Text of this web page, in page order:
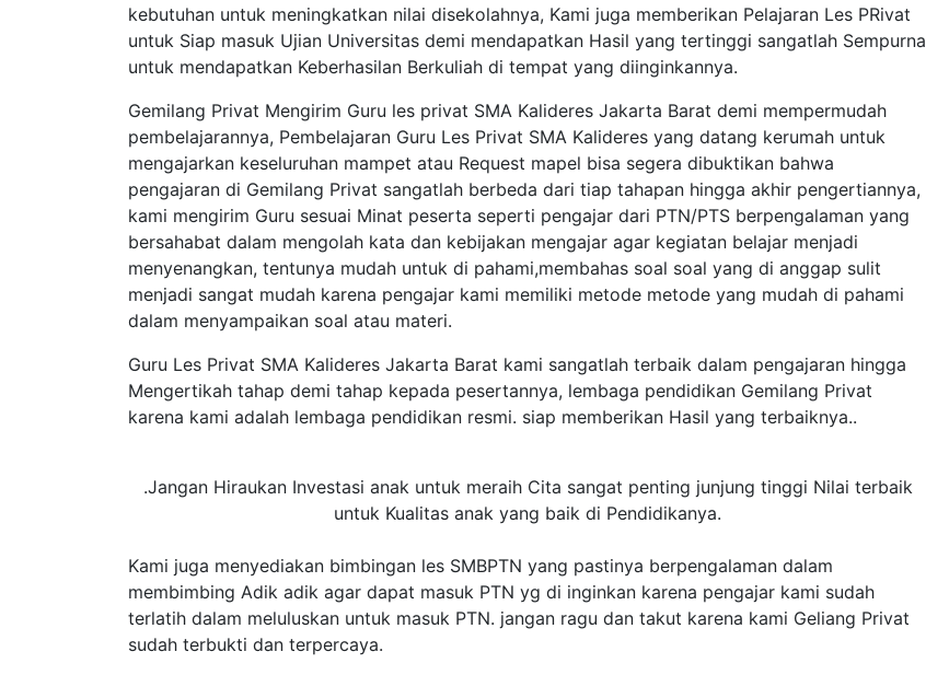
kebutuhan untuk meningkatkan nilai disekolahnya, Kami juga memberikan Pelajaran Les PRivat
untuk Siap masuk Ujian Universitas demi mendapatkan Hasil yang tertinggi sangatlah Sempurna
untuk mendapatkan Keberhasilan Berkuliah di tempat yang diinginkannya.
Gemilang Privat Mengirim Guru les privat SMA Kalideres Jakarta Barat demi mempermudah
pembelajarannya, Pembelajaran Guru Les Privat SMA Kalideres yang datang kerumah untuk
mengajarkan keseluruhan mampet atau Request mapel bisa segera dibuktikan bahwa
pengajaran di Gemilang Privat sangatlah berbeda dari tiap tahapan hingga akhir pengertiannya,
kami mengirim Guru sesuai Minat peserta seperti pengajar dari PTN/PTS berpengalaman yang
bersahabat dalam mengolah kata dan kebijakan mengajar agar kegiatan belajar menjadi
menyenangkan, tentunya mudah untuk di pahami,membahas soal soal yang di anggap sulit
menjadi sangat mudah karena pengajar kami memiliki metode metode yang mudah di pahami
dalam menyampaikan soal atau materi.
Guru Les Privat SMA Kalideres Jakarta Barat kami sangatlah terbaik dalam pengajaran hingga
Mengertikah tahap demi tahap kepada pesertannya, lembaga pendidikan Gemilang Privat
karena kami adalah lembaga pendidikan resmi. siap memberikan Hasil yang terbaiknya..
.Jangan Hiraukan Investasi anak untuk meraih Cita sangat penting junjung tinggi Nilai terbaik
untuk Kualitas anak yang baik di Pendidikanya.
Kami juga menyediakan bimbingan les SMBPTN yang pastinya berpengalaman dalam
membimbing Adik adik agar dapat masuk PTN yg di inginkan karena pengajar kami sudah
terlatih dalam meluluskan untuk masuk PTN. jangan ragu dan takut karena kami Geliang Privat
sudah terbukti dan terpercaya.